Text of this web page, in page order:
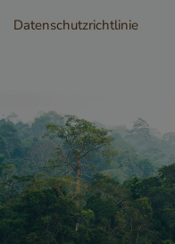
Datenschutzrichtlinie
Ohne die unbedingt
die Website nicht